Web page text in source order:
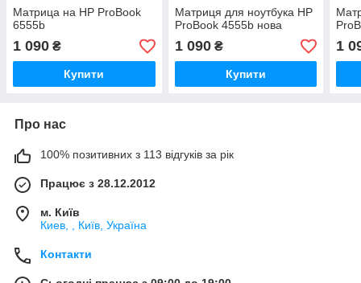
Матрица на HP ProBook
6555b
1 090 ₴
Купити
Матриця для ноутбука HP
ProBook 4555b нова
1 090₴
Купити
1
Про нас
100% позитивних з 113 відгуків за рік
Працює з 28.12.2012
м. Київ
Киев, , Київ, Україна
Контакти